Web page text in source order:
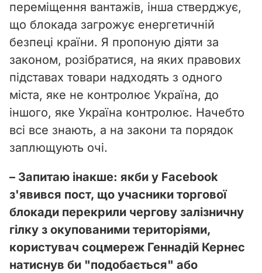
переміщення вантажів, інша стверджує,
що блокада загрожує енергетичній
безпеці країни. Я пропоную діяти за
законом, розібратися, на яких правових
підставах товари надходять з одного
міста, яке не контролює Україна, до
іншого, яке Україна контролює. Начебто
всі все знають, а на закони та порядок
заплющують очі.
– Запитаю інакше: якби у Facebook
з'явився пост, що учасники торгової
блокади перекрили чергову залізничну
гілку з окупованими територіями,
користувач соцмереж Геннадій Кернес
натиснув би "подобається" або